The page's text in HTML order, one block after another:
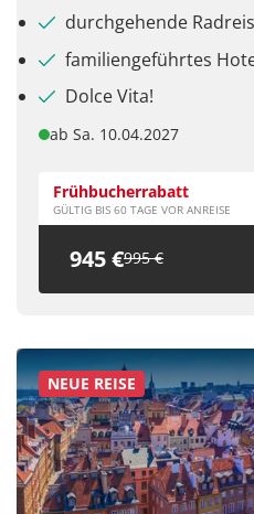
Facebook
Twitter
WhatsApp
Telegram
Link kopieren
durchgehende
familiengeführtes
Dolce Vita!
ab Sa. 10.04.2027
Frühbucherrabatt
GÜLTIG BIS 60 TAGE VOR ANREISE
945 €995 €
NEUE REISE